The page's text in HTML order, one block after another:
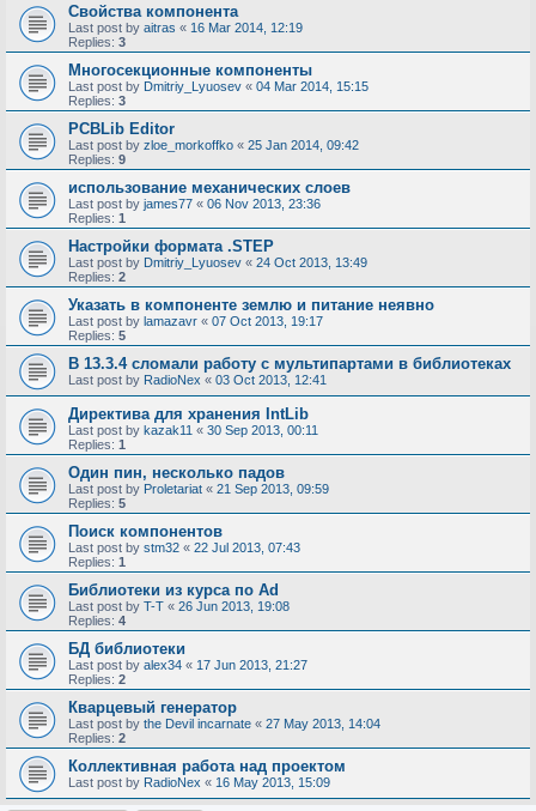
Свойства компонента
Last post by aitras « 16 Mar 2014, 12:19
Replies: 3
Многосекционные компоненты
Last post by Dmitriy_Lyuosev « 04 Mar 2014, 15:15
Replies: 3
PCBLib Editor
Last post by zloe_morkoffko « 25 Jan 2014, 09:42
Replies: 9
использование механических слоев
Last post by james77 « 06 Nov 2013, 23:36
Replies: 1
Настройки формата .STEP
Last post by Dmitriy_Lyuosev « 24 Oct 2013, 13:49
Replies: 2
Указать в компоненте землю и питание неявно
Last post by lamazavr « 07 Oct 2013, 19:17
Replies: 5
В 13.3.4 сломали работу с мультипартами в библиотеках
Last post by RadioNex « 03 Oct 2013, 12:41
Директива для хранения IntLib
Last post by kazak11 « 30 Sep 2013, 00:11
Replies: 1
Один пин, несколько падов
Last post by Proletariat « 21 Sep 2013, 09:59
Replies: 5
Поиск компонентов
Last post by stm32 « 22 Jul 2013, 07:43
Replies: 1
Библиотеки из курса по Ad
Last post by T-T « 26 Jun 2013, 19:08
Replies: 4
БД библиотеки
Last post by alex34 « 17 Jun 2013, 21:27
Replies: 2
Кварцевый генератор
Last post by the Devil incarnate « 27 May 2013, 14:04
Replies: 2
Коллективная работа над проектом
Last post by RadioNex « 16 May 2013, 15:09